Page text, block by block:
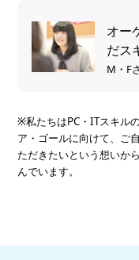
オー
だス
へ。
M・F
※私たちはPC・ITスキル
ア・ゴールに向けて、ご
ただきたいという想いか
んでいます。